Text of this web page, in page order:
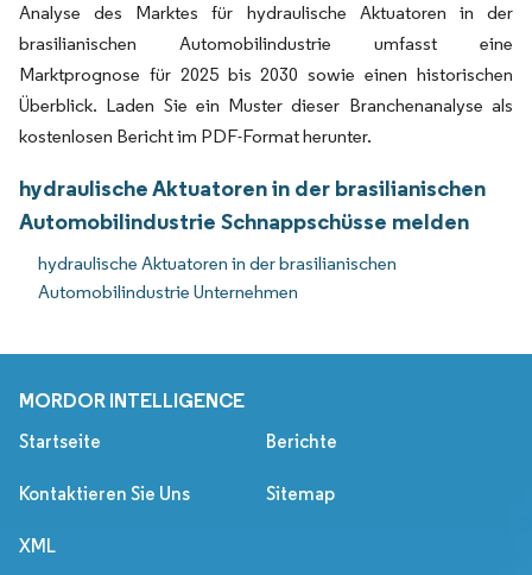
Analyse des Marktes für hydraulische Aktuatoren in der
brasilianischen Automobilindustrie umfasst eine
Marktprognose für 2025 bis 2030 sowie einen historischen
Überblick. Laden Sie ein Muster dieser Branchenanalyse als
kostenlosen Bericht im PDF-Format herunter.
hydraulische Aktuatoren in der brasilianischen
Automobilindustrie Schnappschüsse melden
hydraulische Aktuatoren in der brasilianischen
Automobilindustrie Unternehmen
MORDOR INTELLIGENCE
Startseite Berichte
Kontaktieren Sie Uns Sitemap
XML